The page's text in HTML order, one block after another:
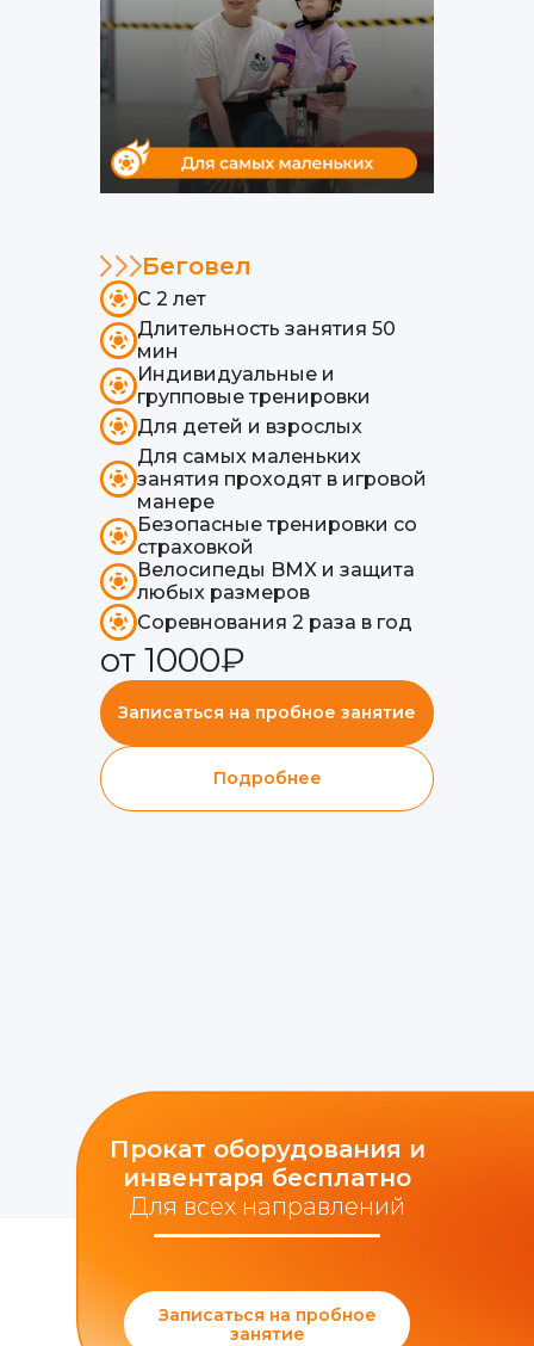
Беговел
С 2 лет
Длительность занятия 50
мин
Индивидуальные и
групповые тренировки
Для детей и взрослых
Для самых маленьких
занятия проходят в игровой
манере
Безопасные тренировки со
страховкой
Велосипеды BMX и защита
любых размеров
Соревнования 2 раза в год
от 1000₽
Записаться на пробное занятие
Подробнее
Прокат оборудования и
инвентаря бесплатно
Для всех направлений
Записаться на пробное
занятие